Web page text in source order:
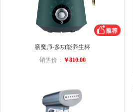
膳魔师-多功能养生杯
销售价： ￥810.00